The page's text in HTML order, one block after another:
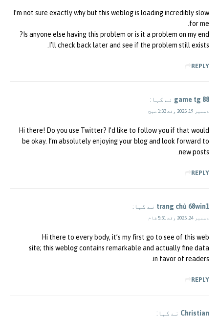
I’m not sure exactly why but this weblog is loading incredibly slow
for me.
Is anyone else having this problem or is it a problem on my end?
I’ll check back later and see if the problem still exists.
REPLY
game tg 88 نے کہا:
دسمبر 19, 2025 وقت 1:33 صبح
Hi there! Do you use Twitter? I’d like to follow you if that would
be okay. I’m absolutely enjoying your blog and look forward to
new posts.
REPLY
trang chủ 68win1 نے کہا:
دسمبر 24, 2025 وقت 5:31 شام
Hi there to every body, it’s my first go to see of this web
site; this weblog contains remarkable and actually fine data
in favor of readers.
REPLY
Christian نے کہا: